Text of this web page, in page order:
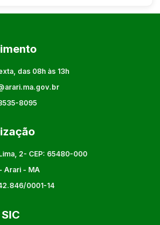
das 08h às 13h
8095
2- CEP: 65480-000
- Arari - MA
0001-14